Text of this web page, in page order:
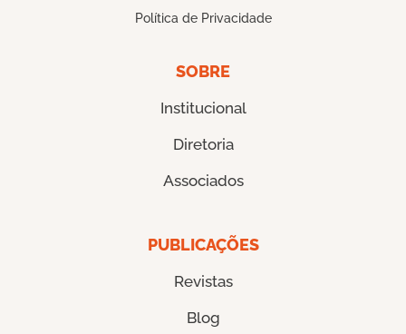
Política de Privacidade
SOBRE
Institucional
Diretoria
Associados
PUBLICAÇÕES
Revistas
Blog